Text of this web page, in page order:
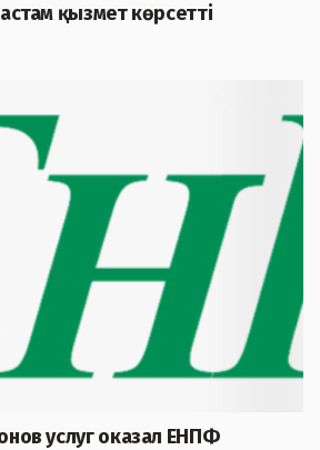
қызмет көрсетті
услуг оказал ЕНПФ